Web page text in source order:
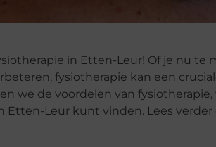
in Etten-Leur! Of je nu
fysiotherapie kan een
we de voordelen van
Etten-Leur kunt vinden. Lees